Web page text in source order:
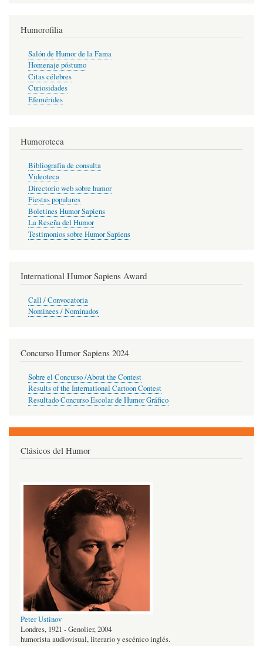
Humorofilia
Salón de Humor de la Fama
Homenaje póstumo
Citas célebres
Curiosidades
Efemérides
Humoroteca
Bibliografía de consulta
Videoteca
Directorio web sobre humor
Fiestas populares
Boletines Humor Sapiens
La Reseña del Humor
Testimonios sobre Humor Sapiens
International Humor Sapiens Award
Call / Convocatoria
Nominees / Nominados
Concurso Humor Sapiens 2024
Sobre el Concurso /About the Contest
Results of the International Cartoon Contest
Resultado Concurso Escolar de Humor Gráfico
Clásicos del Humor
Peter Ustinov
Londres, 1921 - Genolier, 2004
humorista audiovisual, literario y escénico inglés.